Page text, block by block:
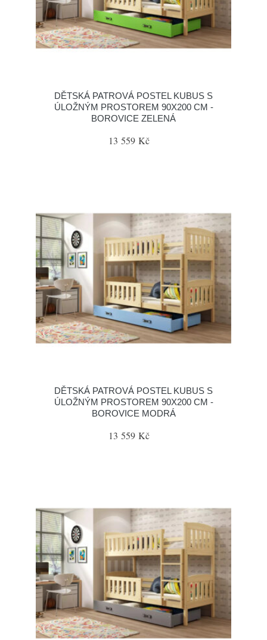
DĚTSKÁ PATROVÁ POSTEL KUBUS S
ÚLOŽNÝM PROSTOREM 90X200 CM -
BOROVICE ZELENÁ
13 559 Kč
DĚTSKÁ PATROVÁ POSTEL KUBUS S
ÚLOŽNÝM PROSTOREM 90X200 CM -
BOROVICE MODRÁ
13 559 Kč